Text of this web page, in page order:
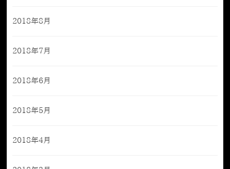
2018年8月
2018年7月
2018年6月
2018年5月
2018年4月